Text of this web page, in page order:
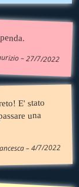
– 27/7/2022
E' stato
una
– 4/7/2022